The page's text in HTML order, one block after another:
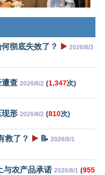
彻底失效了？ ▶️ 2026/8/3
查 2026/8/2 (1,347次)
形 2026/8/2 (810次)
救了？ ▶️ 📝 2026/8/1
与农产品承诺 2026/8/1 (955